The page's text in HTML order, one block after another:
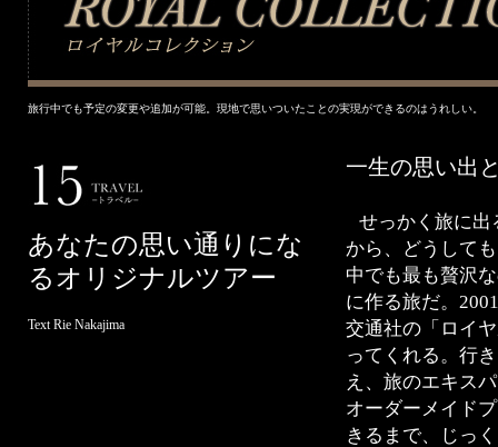
旅行中でも予定の変更や追加が可能。現地で思いついたことの実現ができるのはうれしい。
あなたの思い通りにな
るオリジナルツアー
Text Rie Nakajima
一生の思い出
せっかく旅に出
から、どうして
中でも最も贅沢
に作る旅だ。
交通社の「ロイ
ってくれる。行
え、旅のエキス
オーダーメイド
きるまで、じっ